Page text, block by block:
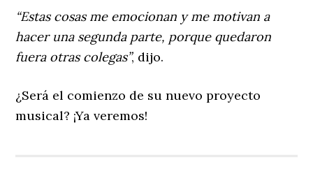
“Estas cosas me emocionan y me motivan a
hacer una segunda parte, porque quedaron
fuera otras colegas”, dijo.
¿Será el comienzo de su nuevo proyecto
musical? ¡Ya veremos!